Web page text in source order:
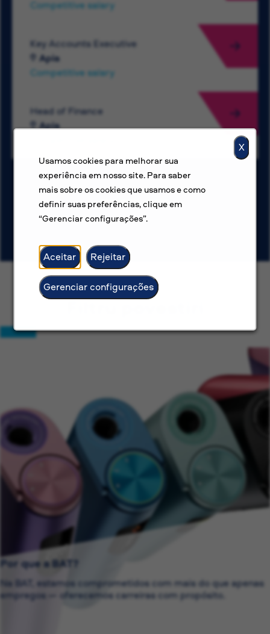
X
Usamos cookies para melhorar sua
experiência em nosso site. Para saber
mais sobre os cookies que usamos e como
definir suas preferências, clique em
“Gerenciar configurações”.
Aceitar Rejeitar
Gerenciar configurações
Competitive salary
Key Accounts Executive
Apia
Competitive salary
Head of Finance
Apia
Ver mais vagas
Filtru povestiri
Por que a BAT?
Na BAT, estamos comprometidos com mais do que apenas
empregos — oferecemos carreiras com propósito.